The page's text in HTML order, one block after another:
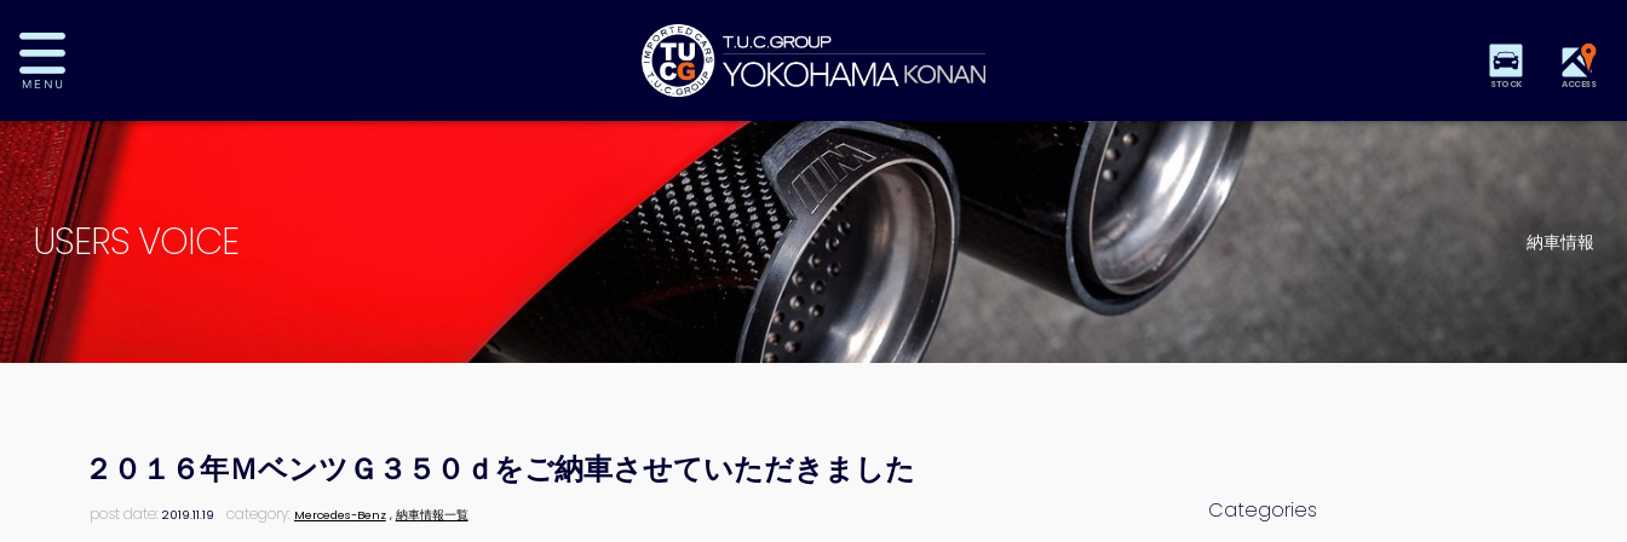
STOCK ACCESS
USERS VOICE 納車情報
２０１６年ＭベンツＧ３５０ｄをご納車させていただきました
post date:2019.11.19 category: Mercedes-Benz, 納車情報一覧 Categories